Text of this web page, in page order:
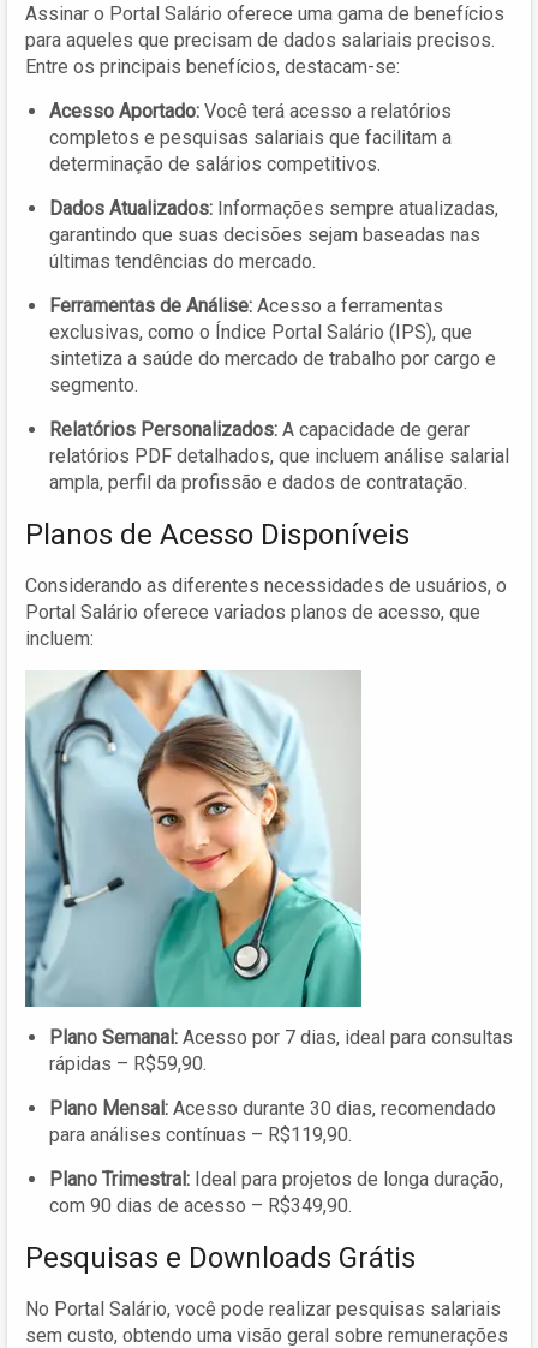
Assinar o Portal Salário oferece uma gama de benefícios
para aqueles que precisam de dados salariais precisos.
Entre os principais benefícios, destacam-se:
Acesso Aportado: Você terá acesso a relatórios
completos e pesquisas salariais que facilitam a
determinação de salários competitivos.
Dados Atualizados: Informações sempre atualizadas,
garantindo que suas decisões sejam baseadas nas
últimas tendências do mercado.
Ferramentas de Análise: Acesso a ferramentas
exclusivas, como o Índice Portal Salário (IPS), que
sintetiza a saúde do mercado de trabalho por cargo e
segmento.
Relatórios Personalizados: A capacidade de gerar
relatórios PDF detalhados, que incluem análise salarial
ampla, perfil da profissão e dados de contratação.
Planos de Acesso Disponíveis
Considerando as diferentes necessidades de usuários, o
Portal Salário oferece variados planos de acesso, que
incluem:
Plano Semanal: Acesso por 7 dias, ideal para consultas
rápidas – R$59,90.
Plano Mensal: Acesso durante 30 dias, recomendado
para análises contínuas – R$119,90.
Plano Trimestral: Ideal para projetos de longa duração,
com 90 dias de acesso – R$349,90.
Pesquisas e Downloads Grátis
No Portal Salário, você pode realizar pesquisas salariais
sem custo, obtendo uma visão geral sobre remunerações